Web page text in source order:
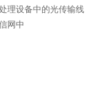
理设备中的光传输线
网中